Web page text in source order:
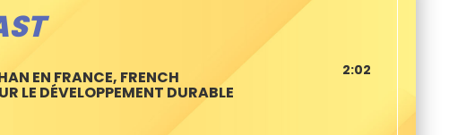
EN FRANCE, FRENCH
LE DÉVELOPPEMENT DURABLE
2:02